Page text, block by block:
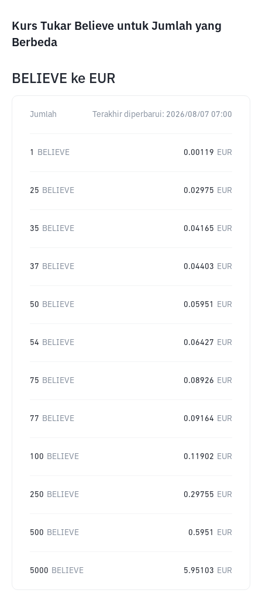
Kurs Tukar Believe untuk Jumlah yang
Berbeda
BELIEVE ke EUR
Jumlah Terakhir diperbarui: 2026/08/07 07:00
1 BELIEVE 0.00119 EUR
25 BELIEVE 0.02975 EUR
35 BELIEVE 0.04165 EUR
37 BELIEVE 0.04403 EUR
50 BELIEVE 0.05951 EUR
54 BELIEVE 0.06427 EUR
75 BELIEVE 0.08926 EUR
77 BELIEVE 0.09164 EUR
100 BELIEVE 0.11902 EUR
250 BELIEVE 0.29755 EUR
500 BELIEVE 0.5951 EUR
5000 BELIEVE 5.95103 EUR